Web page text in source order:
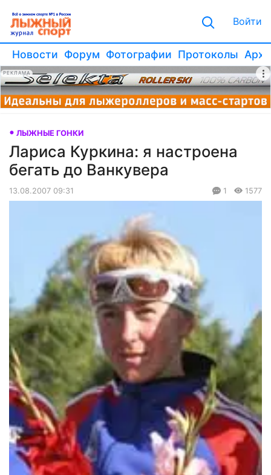
Войти
Новости Форум Фотографии Протоколы
РЕКЛАМА
ЛЫЖНЫЕ ГОНКИ
Лариса Куркина: я настроена
бегать до Ванкувера
13.08.2007 09:31 1 1577